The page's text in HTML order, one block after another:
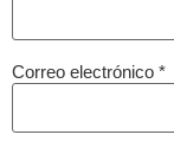
Correo electrónico *